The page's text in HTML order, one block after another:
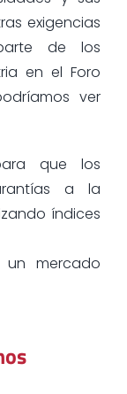
exigencias
de los
en el Foro
ver
que los
a la
índices
mercado